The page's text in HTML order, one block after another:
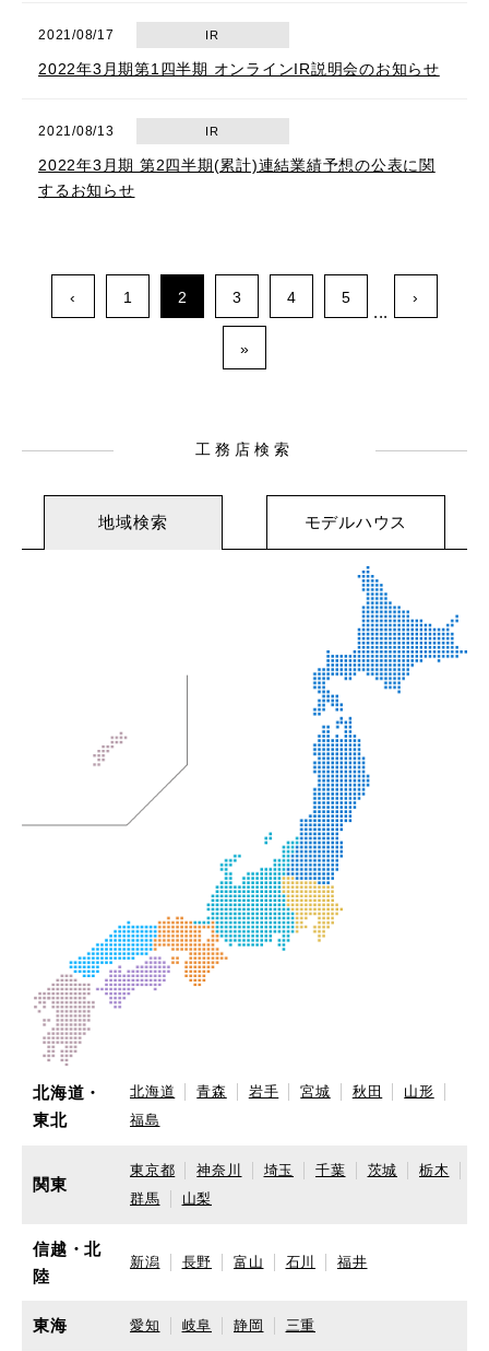
2021/08/17 IR
2022年3月期第1四半期 オンラインIR説明会のお知らせ
2021/08/13 IR
2022年3月期 第2四半期(累計)連結業績予想の公表に関
するお知らせ
‹ 1 2 3 4 5
...
›
»
工務店検索
地域検索 モデルハウス
北海道・
東北
北海道 青森 岩手 宮城 秋田
山形
福島
関東
東京都 神奈川 埼玉 千葉 茨城
栃木
群馬
山梨
信越・北
陸
新潟 長野 富山 石川 福井
東海 愛知 岐阜 静岡 三重